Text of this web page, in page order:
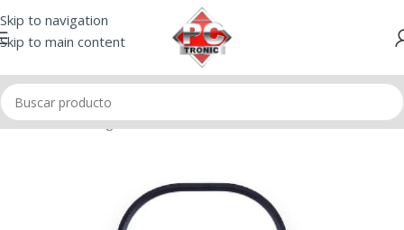
Skip to navigation
Skip to main content
Inicio/Streaming/Iluminación